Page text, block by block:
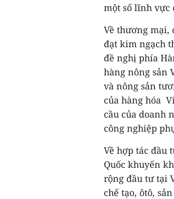
một số lĩnh vực
Về thương mại,
đạt kim ngạch
đề nghị phía
hàng nông sản
và nông sản
của hàng hóa
cầu của doanh
công nghiệp
Về hợp tác đầu
Quốc khuyến
rộng đầu tư tại
chế tạo, ôtô,